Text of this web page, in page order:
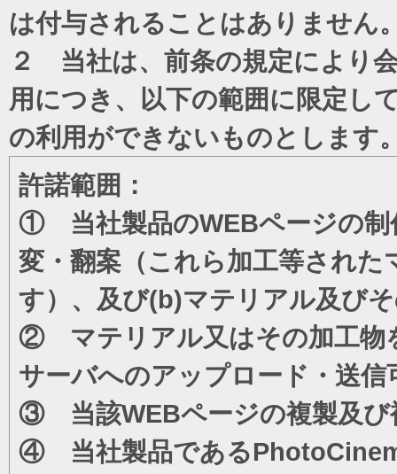
は付与されることはありません
２ 当社は、前条の規定により
用につき、以下の範囲に限定し
の利用ができないものとします
許諾範囲：
① 当社製品のWEBページの制
変・翻案（これら加工等され
す）、及び(b)マテリアル及び
② マテリアル又はその加工物
サーバへのアップロード・送信
③ 当該WEBページの複製及び
④ 当社製品である